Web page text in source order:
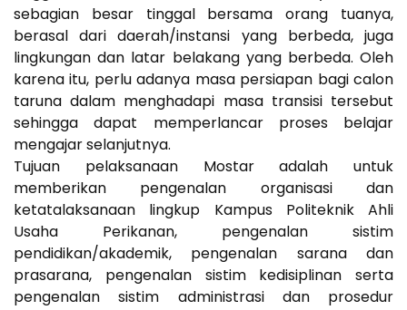
sebagian besar tinggal bersama orang tuanya,
berasal dari daerah/instansi yang berbeda, juga
lingkungan dan latar belakang yang berbeda. Oleh
karena itu, perlu adanya masa persiapan bagi calon
taruna dalam menghadapi masa transisi tersebut
sehingga dapat memperlancar proses belajar
mengajar selanjutnya.
Tujuan pelaksanaan Mostar adalah untuk
memberikan pengenalan organisasi dan
ketatalaksanaan lingkup Kampus Politeknik Ahli
Usaha Perikanan, pengenalan sistim
pendidikan/akademik, pengenalan sarana dan
prasarana, pengenalan sistim kedisiplinan serta
pengenalan sistim administrasi dan prosedur